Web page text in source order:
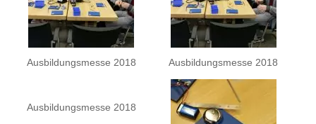
Ausbildungsmesse 2018 Ausbildungsmesse 2018
Ausbildungsmesse 2018